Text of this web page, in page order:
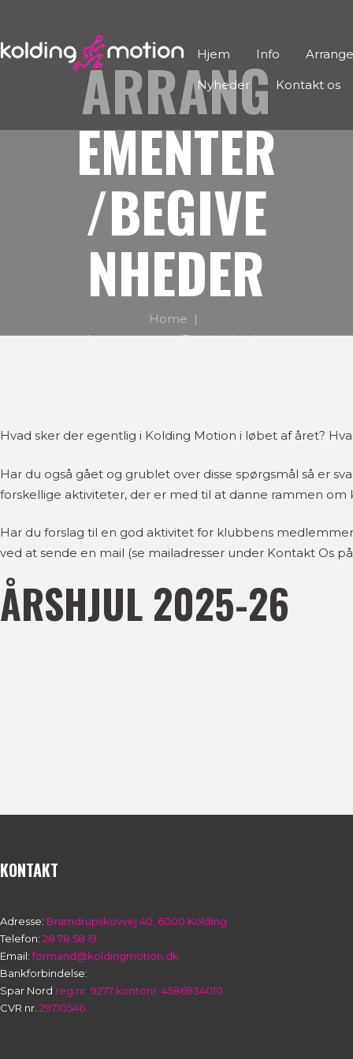
Hjem Info
Nyheder Kontakt os
ARRANG
EMENTER
/BEGIVE
NHEDER
Home
Arrangementer/Begivenheder
Hvad sker der egentlig i Kolding Motion i løbet af året?
Har du også gået og grublet over disse spørgsmål så er
forskellige aktiviteter, der er med til at danne rammen om
Har du forslag til en god aktivitet for klubbens
ved at sende en mail (se mailadresser under Kontakt Os
ÅRSHJUL 2025-26
KONTAKT
Adresse: Bramdrupskovvej 40, 6000 Kolding
Telefon: 28 78 58 19
Email:formand@koldingmotion.dk
Bankforbindelse:
Spar Nord reg.nr. 9277 kontonr. 4586934010
CVR nr. 29710546